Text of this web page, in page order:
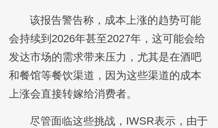
该报告警告称，成本上涨的趋势可能
会持续到2026年甚至2027年，这可能会给
发达市场的需求带来压力，尤其是在酒吧
和餐馆等餐饮渠道，因为这些渠道的成本
上涨会直接转嫁给消费者。
尽管面临这些挑战，IWSR表示，由于